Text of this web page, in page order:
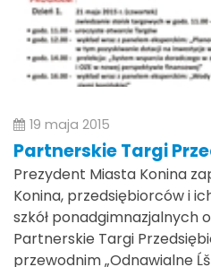
19 maja 2015
Partnerskie Targi
Prezydent Miasta Konina
Konina, przedsiębiorców i
szkół ponadgimnazjalnych
Partnerskie Targi
przewodnim „Odnawialne